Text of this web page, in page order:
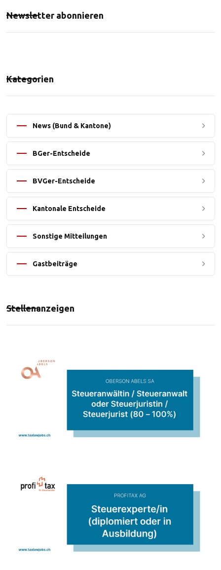
Newsletter abonnieren
Kategorien
News (Bund & Kantone)
BGer-Entscheide
BVGer-Entscheide
Kantonale Entscheide
Sonstige Mitteilungen
Gastbeiträge
Stellenanzeigen